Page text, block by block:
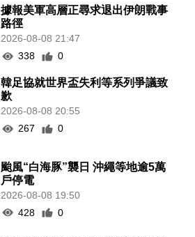
據報美軍高層正尋求退出伊朗戰事
路徑
2026-08-08 21:47
338
0
韓足協就世界盃失利等系列爭議致
歉
2026-08-08 20:55
267
0
颱風“白海豚”襲日 沖繩等地逾5萬
戶停電
2026-08-08 19:50
428
0